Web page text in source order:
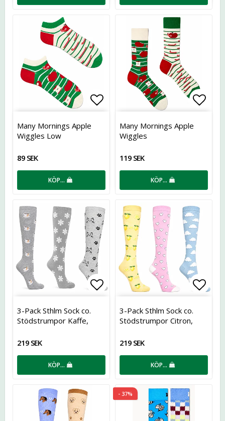
Lägg till i favoritlistan
Many Mornings Apple
Wiggles Low
89 SEK
KÖP…
Many Mornings Apple
Wiggles
119 SEK
KÖP…
Lägg till i favoritlistan
3-Pack Sthlm Sock co.
Stödstrumpor Kaffe,
219 SEK
KÖP…
3-Pack Sthlm Sock co.
Stödstrumpor Citron,
219 SEK
KÖP…
- 37%